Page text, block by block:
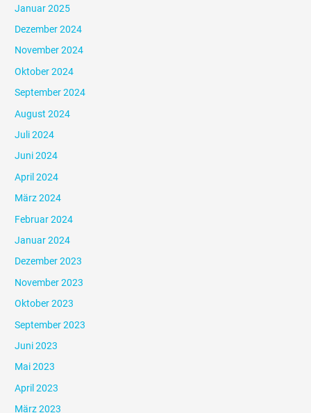
Januar 2025
Dezember 2024
November 2024
Oktober 2024
September 2024
August 2024
Juli 2024
Juni 2024
April 2024
März 2024
Februar 2024
Januar 2024
Dezember 2023
November 2023
Oktober 2023
September 2023
Juni 2023
Mai 2023
April 2023
März 2023